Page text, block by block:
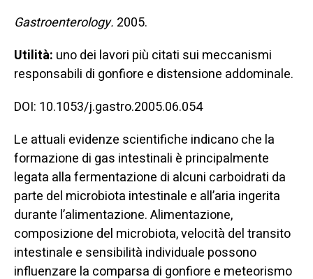
Gastroenterology. 2005.
Utilità: uno dei lavori più citati sui meccanismi
responsabili di gonfiore e distensione addominale.
DOI: 10.1053/j.gastro.2005.06.054
Le attuali evidenze scientifiche indicano che la
formazione di gas intestinali è principalmente
legata alla fermentazione di alcuni carboidrati da
parte del microbiota intestinale e all’aria ingerita
durante l’alimentazione. Alimentazione,
composizione del microbiota, velocità del transito
intestinale e sensibilità individuale possono
influenzare la comparsa di gonfiore e meteorismo